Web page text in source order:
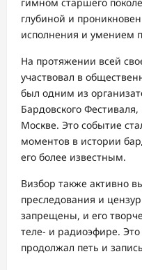
глубиной и
исполнения и умением
На протяжении всей
участвовал в
был одним из
Бардовского
Москве. Это событие
моментов в истории
его более известным.
Визбор также активно
преследования и
запрещены, и его
теле- и радиоэфире.
продолжал петь и